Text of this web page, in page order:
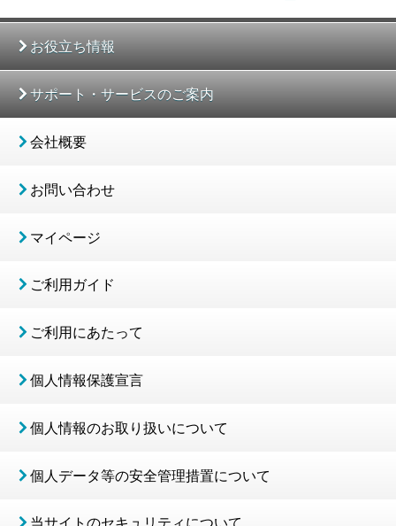
お役立ち情報
サポート・サービスのご案内
会社概要
お問い合わせ
マイページ
ご利用ガイド
ご利用にあたって
個人情報保護宣言
個人情報のお取り扱いについて
個人データ等の安全管理措置について